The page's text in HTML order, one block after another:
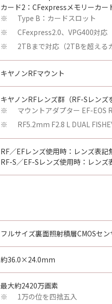
カード2：CFexpressメモリーカー
※ Type B：カードスロット
※ CFexpress2.0、VPG400対応
※ 2TBまで対応（2TBを超える
キヤノンRFマウント
キヤノンRFレンズ群（RF-Sレンズ
※ マウントアダプター EF-EOS
※ RF5.2mm F2.8 L DUAL
RF／EFレンズ使用時：レンズ表記
RF-S／EF-Sレンズ使用時：レン
フルサイズ裏面照射積層CMOSセン
約36.0×24.0mm
最大約2420万画素
※ 1万の位を四捨五入